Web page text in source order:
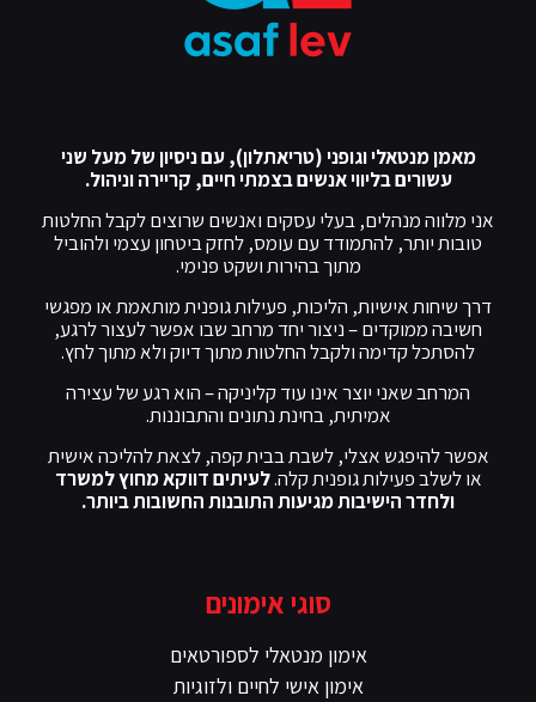
מאמן מנטאלי וגופני (טריאתלון), עם ניסיון של מעל שני
עשורים בליווי אנשים בצמתי חיים, קריירה וניהול.
אני מלווה מנהלים, בעלי עסקים ואנשים שרוצים לקבל החלטות
טובות יותר, להתמודד עם עומס, לחזק ביטחון עצמי ולהוביל
מתוך בהירות ושקט פנימי.
דרך שיחות אישיות, הליכות, פעילות גופנית מותאמת או מפגשי
חשיבה ממוקדים – ניצור יחד מרחב שבו אפשר לעצור לרגע,
להסתכל קדימה ולקבל החלטות מתוך דיוק ולא מתוך לחץ.
המרחב שאני יוצר אינו עוד קליניקה – הוא רגע של עצירה
אמיתית, בחינת נתונים והתבוננות.
אפשר להיפגש אצלי, לשבת בבית קפה, לצאת להליכה אישית
או לשלב פעילות גופנית קלה.לעיתים דווקא מחוץ למשרד
ולחדר הישיבות מגיעות התובנות החשובות ביותר.
סוגי אימונים
אימון מנטאלי לספורטאים
אימון אישי לחיים ולזוגיות